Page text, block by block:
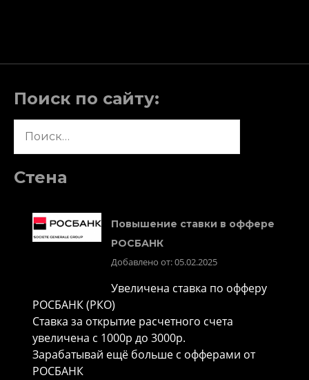
Поиск по сайту:
Стена
Повышение ставки в оффере
РОСБАНК
Добавлено от: 05.02.2025
Увеличена ставка по офферу
РОСБАНК (РКО)
Ставка за открытие расчетного счета
увеличена с 1000р до 3000р.
Зарабатывай ещё больше с офферами от
РОСБАНК